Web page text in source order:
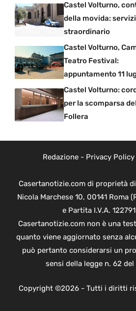
Castel Volturno,
della movida:
straordinario
Castel Volturno,
Teatro Festival:
appuntamento 11
Castel Volturno:
per la scomparsa
Follera
Redazione- Privacy Policy
Casertanotizie.com di proprietà di
Nicola Marchese 10, 00141 Roma
e Partita I.V.A.
Casertanotizie.com non è una
quanto viene aggiornato senza
può pertanto considerarsi un
sensi della legge n. 62
Copyright ©2026 - Tutti i diritti